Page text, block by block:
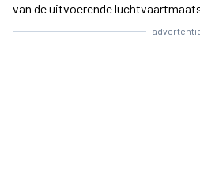
van de uitvoerende